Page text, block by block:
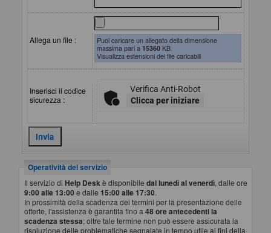
Allega un file :
Puoi caricare un allegato della dimensione
massima pari a15360 KB.
Visualizza estensioni dei file caricabili
Inserisci il codice
sicurezza :
Verifica Anti-Robot
Clicca per iniziare
Operatività del servizio
Il servizio di Help Desk è disponibile dal lunedì al venerdì, dalle ore
9:00 alle 13:00 e dalle 15:00 alle 17:30.
In prossimità della scadenza dei termini per la presentazione delle
offerte, l'assistenza è garantita fino a 48 ore antecedenti la
scadenza stessa; oltre tale termine non può essere assicurata la
risoluzione delle problematiche segnalate in tempo utile ai fini della